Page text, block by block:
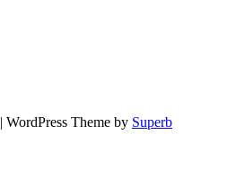
| WordPress Theme by Superb